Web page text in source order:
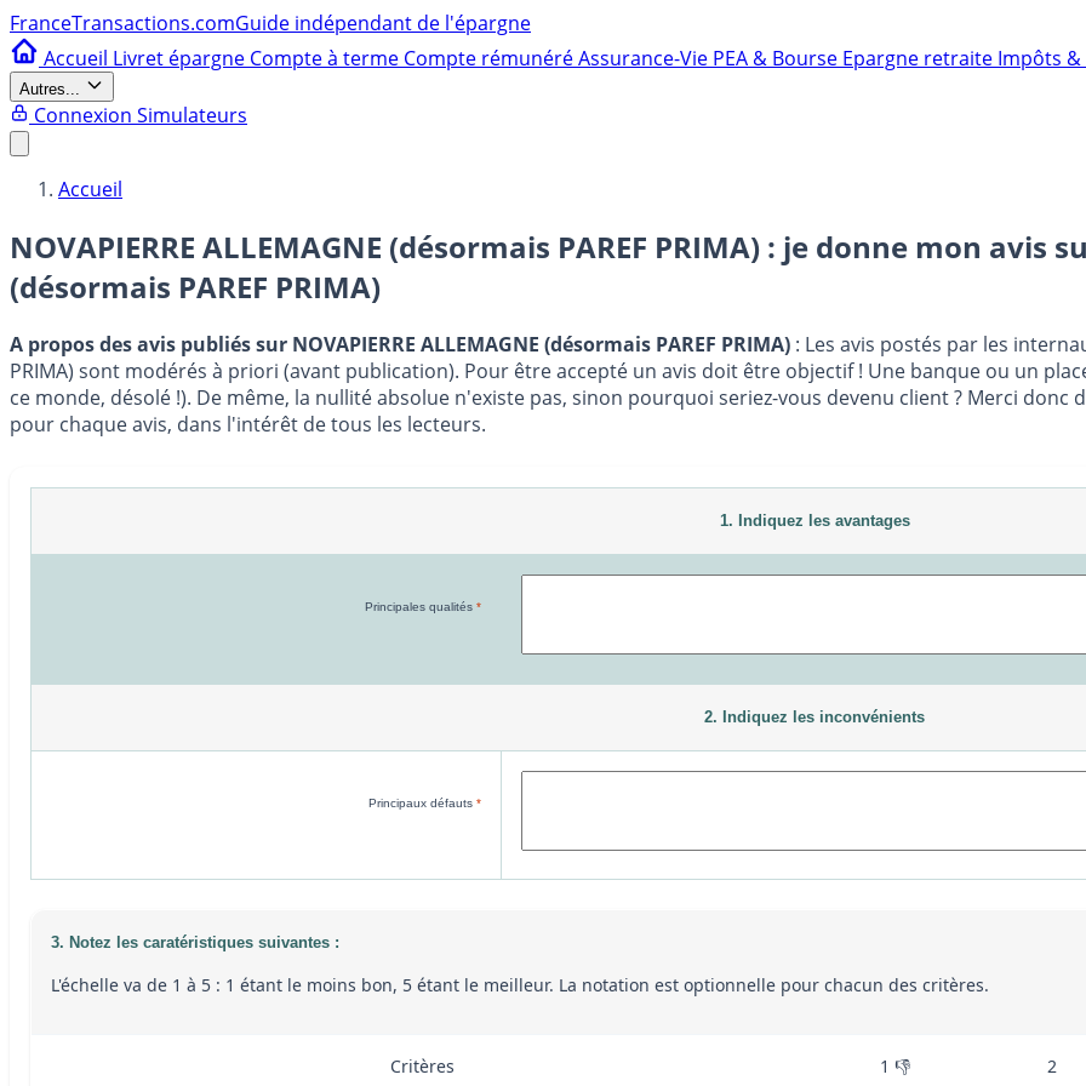
FranceTransactions.comGuide indépendant de l'épargne
Accueil Livret épargne Compte à terme Compte rémunéréAssurance-Vie PEA & Bourse Epargne retraite Impôts &
Autres...
Connexion Simulateurs
Accueil
NOVAPIERRE ALLEMAGNE (désormais PAREF PRIMA) : je donne mon avis
(désormais PAREF PRIMA)
A propos des avis publiés sur NOVAPIERRE ALLEMAGNE (désormais PAREF PRIMA) : Les avis postés par les
PRIMA) sont modérés à priori (avant publication). Pour être accepté un avis doit être objectif ! Une banque ou un
ce monde, désolé !). De même, la nullité absolue n'existe pas, sinon pourquoi seriez-vous devenu client ? Merci
pour chaque avis, dans l'intérêt de tous les lecteurs.
1. Indiquez les avantages
Principales qualités *
2. Indiquez les inconvénients
Principaux défauts *
3. Notez les caratéristiques suivantes :
L'échelle va de 1 à 5 : 1 étant le moins bon, 5 étant le meilleur. La notation est optionnelle pour chacun des critères.
Critères 1 👎 2